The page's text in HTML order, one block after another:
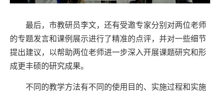
最后，市教研员李文，还有受邀专家分别对两位老师
的专题发言和课例展示进行了精准的点评，并对一些细节
提出建议，以帮助两位老师进一步深入开展课题研究和形
成更丰硕的研究成果。
不同的教学方法有不同的使用目的、实施过程和实施